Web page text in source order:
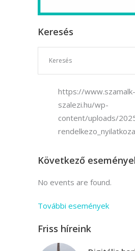
Keresés
https://www.szamalk-
szalezi.hu/wp-
content/uploads/
Következő
No events are found.
További események
Friss híreink